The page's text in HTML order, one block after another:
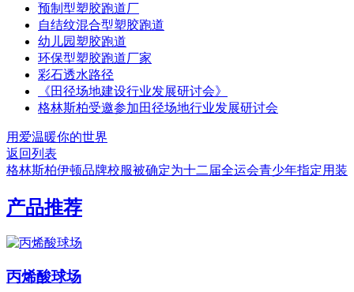
预制型塑胶跑道厂
自结纹混合型塑胶跑道
幼儿园塑胶跑道
环保型塑胶跑道厂家
彩石透水路径
《田径场地建设行业发展研讨会》
格林斯柏受邀参加田径场地行业发展研讨会
用爱温暖你的世界
返回列表
格林斯柏伊顿品牌校服被确定为十二届全运会青少年指定用装
产品推荐
丙烯酸球场